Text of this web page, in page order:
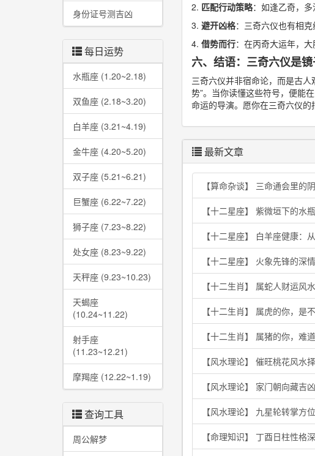
身份证号测吉凶
每日运势
水瓶座 (1.20~2.18)
双鱼座 (2.18~3.20)
白羊座 (3.21~4.19)
金牛座 (4.20~5.20)
双子座 (5.21~6.21)
巨蟹座 (6.22~7.22)
狮子座 (7.23~8.22)
处女座 (8.23~9.22)
天秤座 (9.23~10.23)
天蝎座
(10.24~11.22)
射手座
(11.23~12.21)
摩羯座 (12.22~1.19)
查询工具
周公解梦
2. 匹配行动策略：如逢乙奇，多
3. 避开凶格：三奇六仪也有相克
4. 借势而行：在丙奇大运年，
六、结语：三奇六仪是
三奇六仪并非宿命论，而是古
势”。当你读懂这些符号，便能
命运的导演。愿你在三奇六仪的
最新文章
【算命杂谈】 三命通会里的
【十二星座】 紫微垣下的水
【十二星座】 白羊座健康：
【十二星座】 火象先锋的
【十二生肖】 属蛇人财运
【十二生肖】 属虎的你，是
【十二生肖】 属猪的你，
【风水理论】 催旺桃花风水
【风水理论】 家门朝向藏吉
【风水理论】 九星轮转掌方
【命理知识】 丁酉日柱性格